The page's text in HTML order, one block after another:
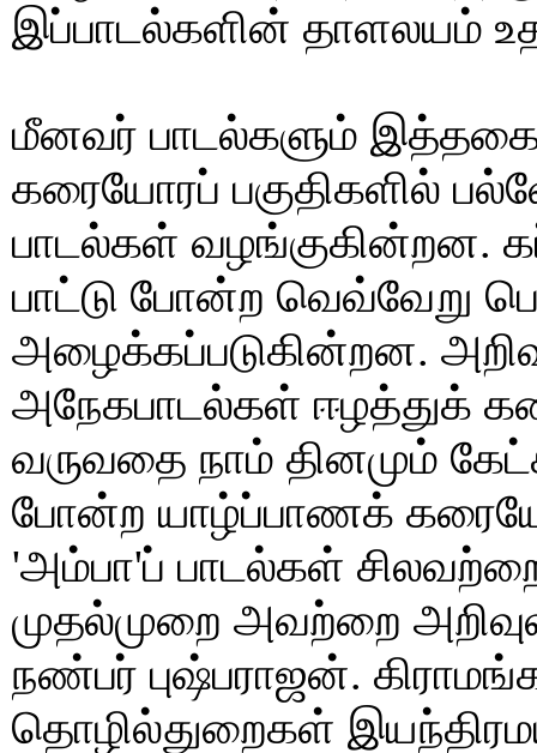
இப்பாடல்களின் தாளலயம்
மீனவர் பாடல்களும்
கரையோரப் பகுதிகளில்
பாடல்கள் வழங்குகின்றன.
பாட்டு போன்ற வெவ்வேறு
அழைக்கப்படுகின்றன.
அநேகபாடல்கள் ஈழத்துக்
வருவதை நாம் தினமும்
போன்ற யாழ்ப்பாணக்
'அம்பா'ப் பாடல்கள்
முதல்முறை அவற்றை
நண்பர் புஷ்பராஜன்.
தொழில்துறைகள்